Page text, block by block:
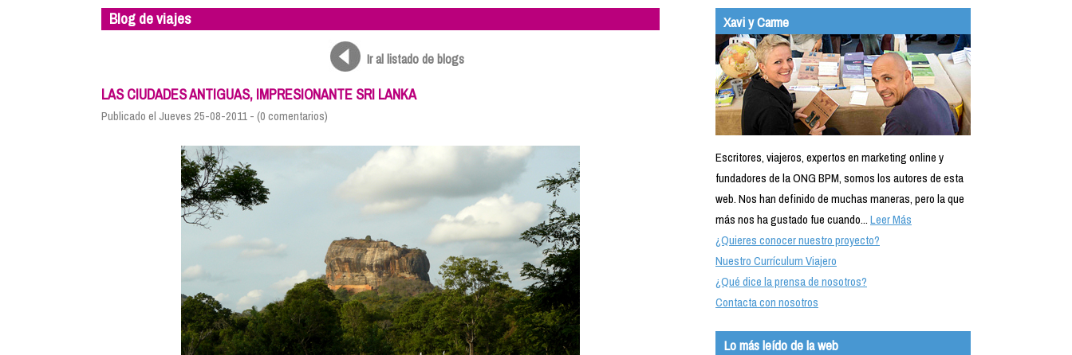
Blog de viajes
Ir al listado de blogs
LAS CIUDADES ANTIGUAS, IMPRESIONANTE SRI LANKA
Publicado el Jueves 25-08-2011 - (0 comentarios)
Xavi y Carme
Escritores, viajeros, expertos en marketing online y
fundadores de la ONG BPM, somos los autores de esta
web. Nos han definido de muchas maneras, pero la que
más nos ha gustado fue cuando...Leer Más
¿Quieres conocer nuestro proyecto?
Nuestro Currículum Viajero
¿Qué dice la prensa de nosotros?
Contacta con nosotros
Lo más leído de la web